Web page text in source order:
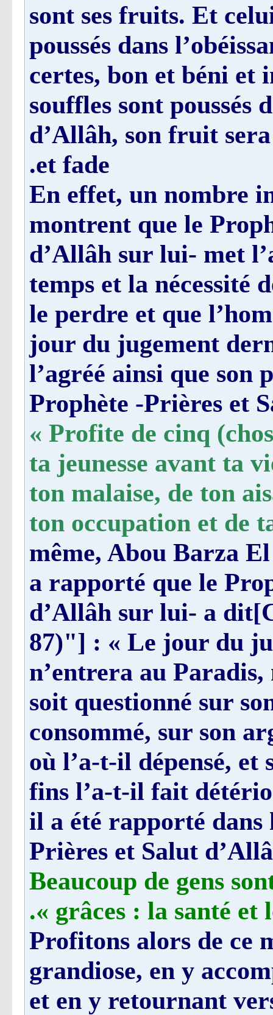
sont ses fruits. Et
poussés dans
certes, bon et béni et
souffles sont poussés
d’Allâh, son fruit
et fade.
En effet, un nombre
montrent que le
d’Allâh sur lui- met
temps et la nécessité
le perdre et que
jour du jugement
l’agréé ainsi que son
Prophète -Prières et
« Profite de cinq
ta jeunesse avant ta
ton malaise, de ton
ton occupation et de
même, Abou Barza
a rapporté que le
d’Allâh sur lui- a
87)"] : « Le jour du
n’entrera au
soit questionné sur
consommé, sur son
où l’a-t-il dépensé, et
fins l’a-t-il fait
il a été rapporté dans
Prières et Salut
Beaucoup de gens
grâces : la santé et le
Profitons alors de ce
grandiose, en y
et en y retournant